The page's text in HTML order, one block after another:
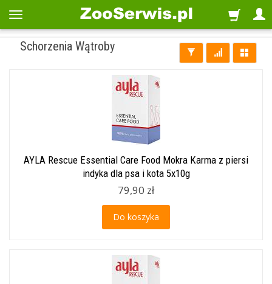
Schorzenia Wątroby
AYLA Rescue Essential Care Food Mokra Karma z piersi
indyka dla psa i kota 5x10g
79,90 zł
Do koszyka